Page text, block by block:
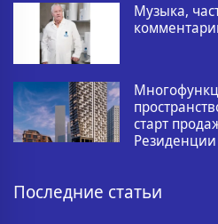
Музыка,
старт
Последние статьи